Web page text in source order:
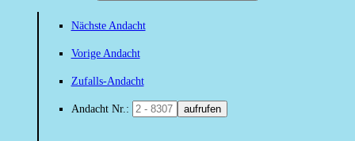
Nächste Andacht
Vorige Andacht
Zufalls-Andacht
Andacht Nr.: aufrufen